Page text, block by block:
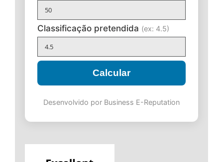
Classificação pretendida (ex: 4.5)
Calcular
Desenvolvido por Business E-Reputation